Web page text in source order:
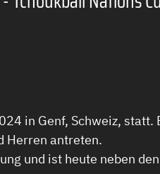
in Genf, Schweiz,
Herren antreten.
und ist heute neben